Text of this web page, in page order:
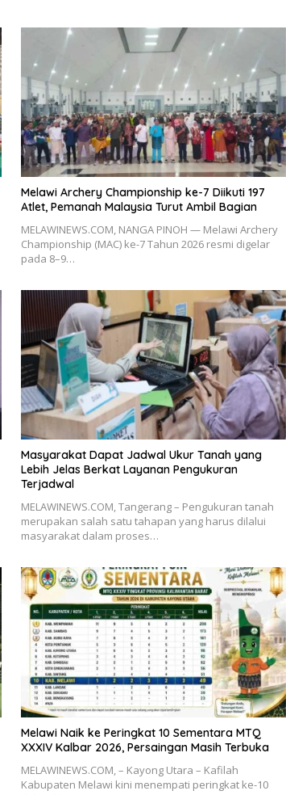
Melawi Archery Championship ke-7 Diikuti 197
Atlet, Pemanah Malaysia Turut Ambil Bagian
MELAWINEWS.COM, NANGA PINOH — Melawi Archery
Championship (MAC) ke-7 Tahun 2026 resmi digelar
pada 8–9…
Masyarakat Dapat Jadwal Ukur Tanah yang
Lebih Jelas Berkat Layanan Pengukuran
Terjadwal
MELAWINEWS.COM, Tangerang – Pengukuran tanah
merupakan salah satu tahapan yang harus dilalui
masyarakat dalam proses…
Melawi Naik ke Peringkat 10 Sementara MTQ
XXXIV Kalbar 2026, Persaingan Masih Terbuka
MELAWINEWS.COM, – Kayong Utara – Kafilah
Kabupaten Melawi kini menempati peringkat ke-10